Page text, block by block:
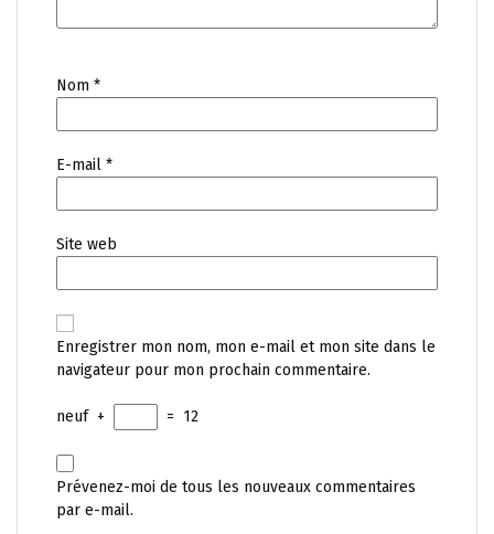
Nom *
E-mail *
Site web
Enregistrer mon nom, mon e-mail et mon site dans le
navigateur pour mon prochain commentaire.
neuf + = 12
Prévenez-moi de tous les nouveaux commentaires
par e-mail.